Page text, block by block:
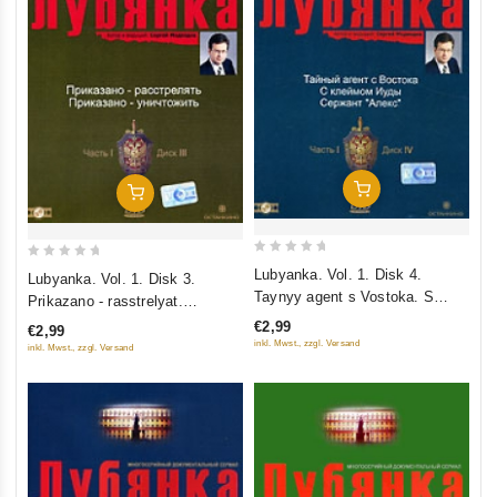
Add To Cart
5
Lubyanka. Vol. 1. Disk 3.
Prikazano - rasstrelyat.
Prikazano - unichtozhit
€2,99
inkl. Mwst., zzgl. Versand
Add To Cart
5
Lubyanka. Vol. 1. Disk 4.
Taynyy agent s Vostoka. S
kleymom Iudy. Serzhant "Aleks"
€2,99
inkl. Mwst., zzgl. Versand